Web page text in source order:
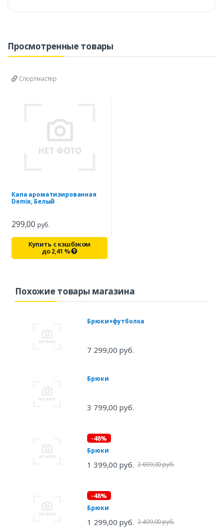
Просмотренные товары
Спортмастер
Капа ароматизированная
Demix, Белый
299,00 руб.
Купить с кэшбэком
до2,41 %
Похожие товары магазина
Брюки+футболка
7 299,00 руб.
Брюки
3 799,00 руб.
-48%
Брюки
1 399,00 руб. 2 699,00 руб.
-48%
Брюки
1 299,00 руб. 2 499,00 руб.